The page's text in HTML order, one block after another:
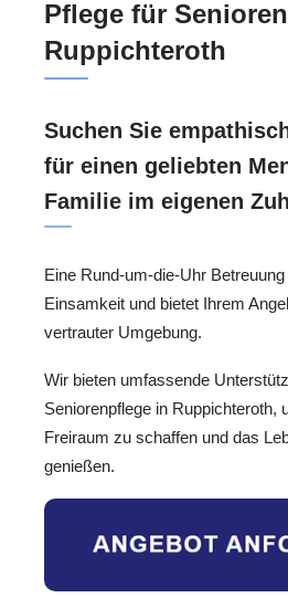
Pflege für
Ruppichteroth
Suchen Sie
für einen geliebten
Familie im eigenen
Eine Rund-um-die-Uhr
Einsamkeit und bietet Ihrem
vertrauter Umgebung.
Wir bieten umfassende
Seniorenpflege in Ruppichteroth,
Freiraum zu schaffen und das
genießen.